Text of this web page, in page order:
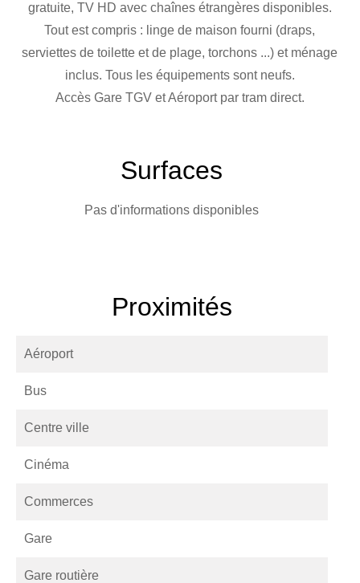
gratuite, TV HD avec chaînes étrangères disponibles.
Tout est compris : linge de maison fourni (draps,
serviettes de toilette et de plage, torchons ...) et ménage
inclus. Tous les équipements sont neufs.
Accès Gare TGV et Aéroport par tram direct.
Surfaces
Pas d'informations disponibles
Proximités
Aéroport
Bus
Centre ville
Cinéma
Commerces
Gare
Gare routière